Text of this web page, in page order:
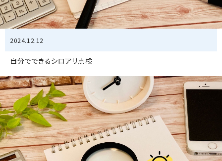
2024.12.12
自分でできるシロアリ点検